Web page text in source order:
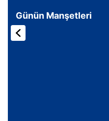
Günün Manşetleri